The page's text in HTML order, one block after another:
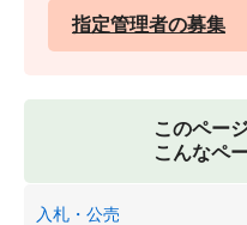
指定管理者の募集
このペー
こんなペ
入札・公売